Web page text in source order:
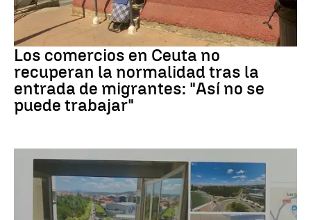
Crisis migrantes
Los comercios en Ceuta no
recuperan la normalidad tras la
entrada de migrantes: "Así no se
puede trabajar"